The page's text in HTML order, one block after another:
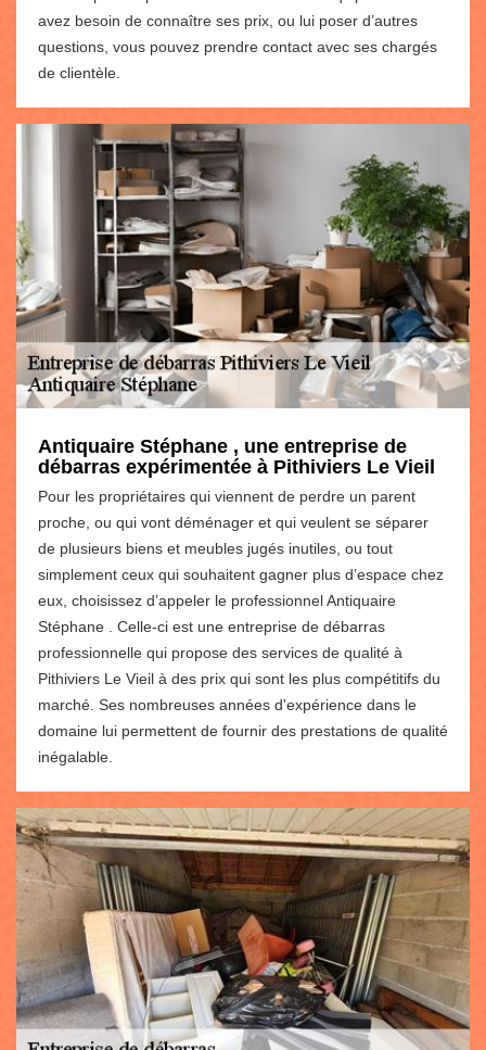
avez besoin de connaître ses prix, ou lui poser d’autres
questions, vous pouvez prendre contact avec ses chargés
de clientèle.
Antiquaire Stéphane , une entreprise de
débarras expérimentée à Pithiviers Le Vieil
Pour les propriétaires qui viennent de perdre un parent
proche, ou qui vont déménager et qui veulent se séparer
de plusieurs biens et meubles jugés inutiles, ou tout
simplement ceux qui souhaitent gagner plus d’espace chez
eux, choisissez d’appeler le professionnel Antiquaire
Stéphane . Celle-ci est une entreprise de débarras
professionnelle qui propose des services de qualité à
Pithiviers Le Vieil à des prix qui sont les plus compétitifs du
marché. Ses nombreuses années d'expérience dans le
domaine lui permettent de fournir des prestations de qualité
inégalable.